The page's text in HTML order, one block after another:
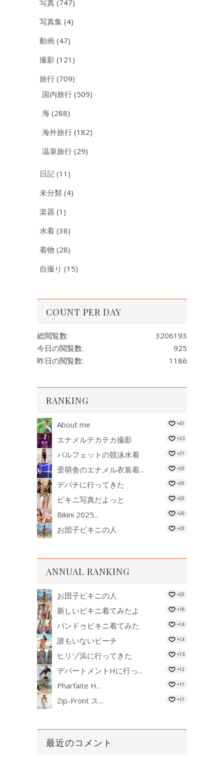
写真 (747)
写真集 (4)
動画 (47)
撮影 (121)
旅行 (709)
国内旅行 (509)
海 (288)
海外旅行 (182)
温泉旅行 (29)
日記 (11)
未分類 (4)
楽器 (1)
水着 (38)
着物 (28)
自撮り (15)
COUNT PER DAY
3206193
総閲覧数:
925
今日の閲覧数:
1186
昨日の閲覧数:
RANKING
About me +41
エナメルテカテカ撮影 +23
パルフェットの競泳水着 +21
歪萌舎のエナメル衣装着... +20
デパチに行ってきた +20
ビキニ写真だよっと +20
Bikini 2025... +20
お団子ビキニの人 +20
ANNUAL RANKING
お団子ビキニの人 +20
新しいビキニ着てみたよ +18
バンドゥビキニ着てみた +14
誰もいないビーチ +14
ヒリゾ浜に行ってきた +13
デパートメントHに行っ... +12
Pharfaite H... +11
Zip-Front ス... +11
最近のコメント